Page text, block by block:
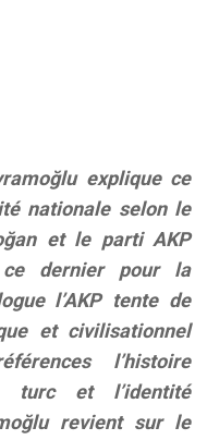
explique ce
nationale selon le
ğan et le parti AKP
dernier pour la
l’AKP tente de
et civilisationnel
l’histoire
turc et l’identité
revient sur le